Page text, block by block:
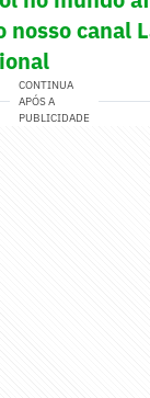
nosso canal
CONTINUA
APÓS A
PUBLICIDADE